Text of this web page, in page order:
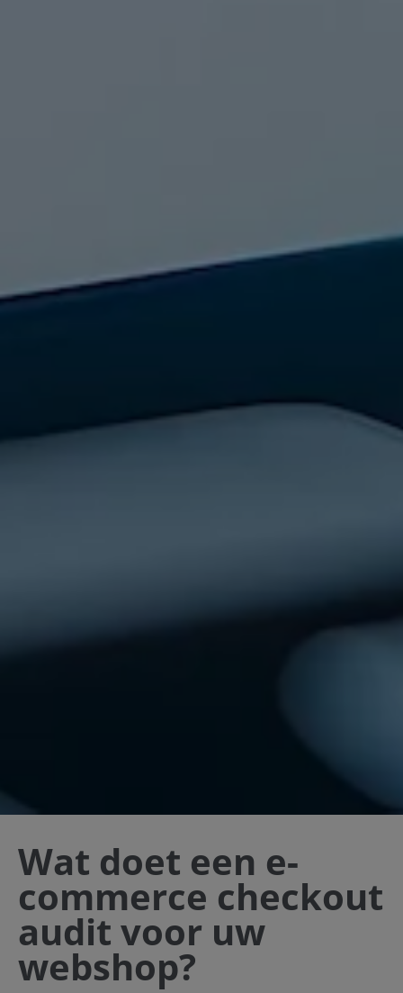
Wat doet een e-
commerce checkout
audit voor uw
webshop?